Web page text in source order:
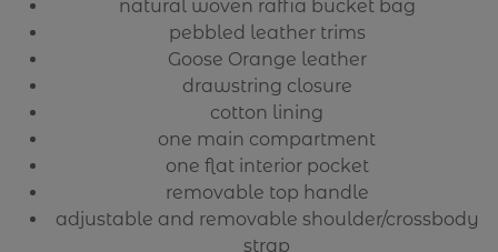
natural woven raffia bucket bag
pebbled leather trims
Goose Orange leather
drawstring closure
cotton lining
one main compartment
one flat interior pocket
removable top handle
adjustable and removable shoulder/crossbody
strap